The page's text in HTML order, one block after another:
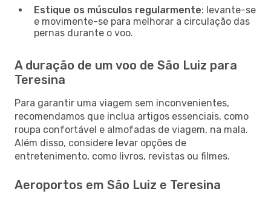
Estique os músculos regularmente: levante-se
e movimente-se para melhorar a circulação das
pernas durante o voo.
A duração de um voo de São Luiz para
Teresina
Para garantir uma viagem sem inconvenientes,
recomendamos que inclua artigos essenciais, como
roupa confortável e almofadas de viagem, na mala.
Além disso, considere levar opções de
entretenimento, como livros, revistas ou filmes.
Aeroportos em São Luiz e Teresina